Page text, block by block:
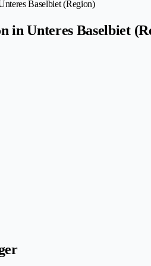
Baselbiet (Region)
in Unteres Baselbiet